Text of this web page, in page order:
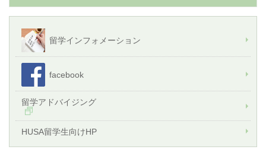
留学インフォメーション
facebook
留学アドバイジング
HUSA留学生向けHP